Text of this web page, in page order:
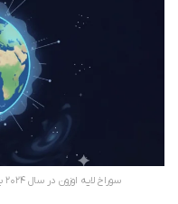
سوراخ لایه اوزون در سال ۲۰۲۴ به کوچک‌ترین اندازه در سال‌های اخیر رسید.